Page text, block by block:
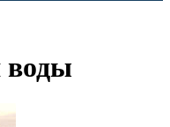
воды